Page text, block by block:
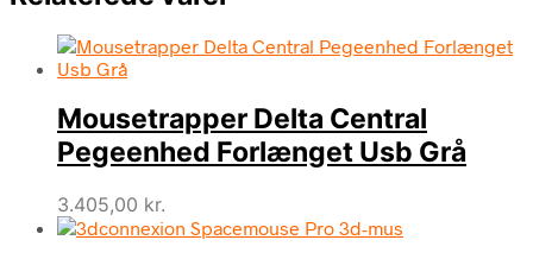
Mousetrapper Delta Central
Pegeenhed Forlænget Usb Grå
3.405,00 kr.